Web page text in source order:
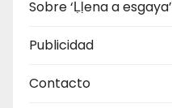
Sobre ‘Ḷḷena a esgaya’
Publicidad
Contacto